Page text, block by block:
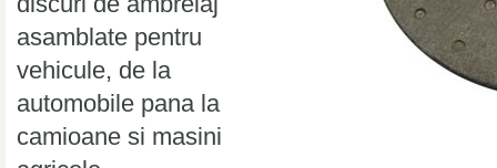
asamblate pentru
vehicule, de la
automobile pana la
camioane si masini